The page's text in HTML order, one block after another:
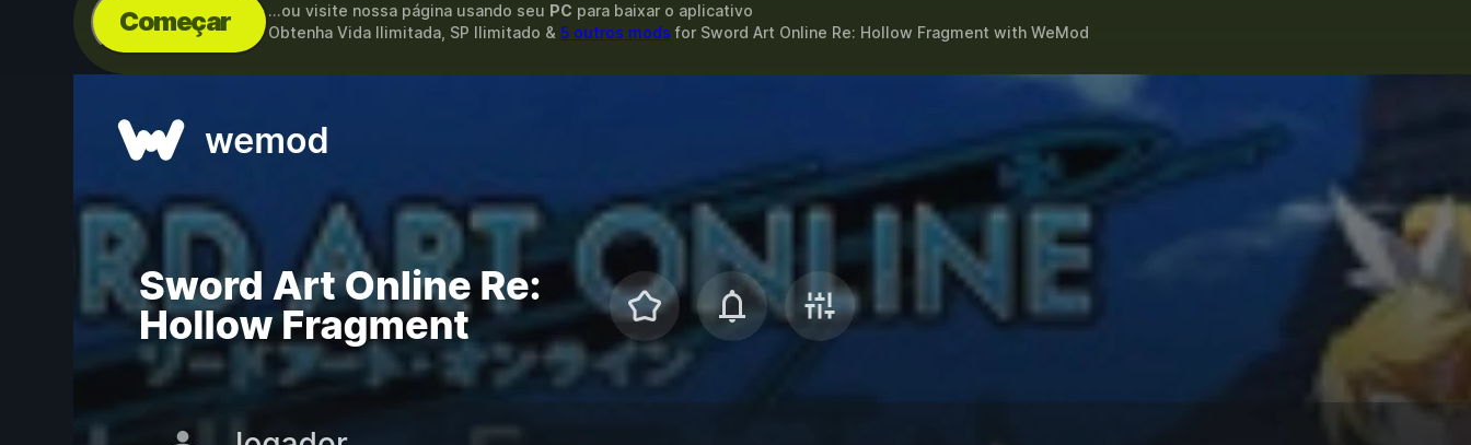
Começar ...ou visite nossa página usando seu PC para baixar o aplicativo
Obtenha Vida Ilimitada, SP Ilimitado & 5 outros mods for Sword Art Online Re: Hollow Fragment with WeMod